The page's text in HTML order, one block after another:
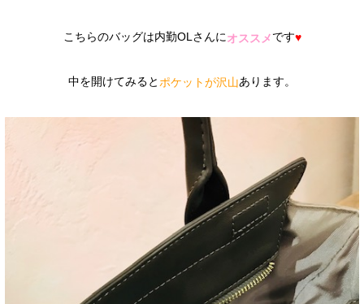
こちらのバッグは内勤OLさんにオススメです♥
中を開けてみるとポケットが沢山あります。